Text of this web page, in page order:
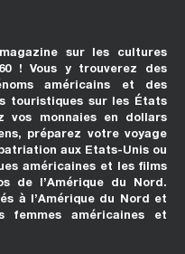
sur les cultures
! Vous y trouverez des
américains et des
touristiques sur les États
vos monnaies en dollars
préparez votre voyage
aux Etats-Unis ou
américaines et les films
de l’Amérique du Nord.
à l’Amérique du Nord et
femmes américaines et